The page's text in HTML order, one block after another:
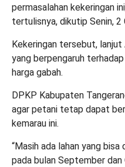
permasalahan kekeringan
tertulisnya, dikutip Senin,
Kekeringan tersebut, lanjut
yang berpengaruh
harga gabah.
DPKP Kabupaten
agar petani tetap dapat
kemarau ini.
“Masih ada lahan yang
pada bulan September